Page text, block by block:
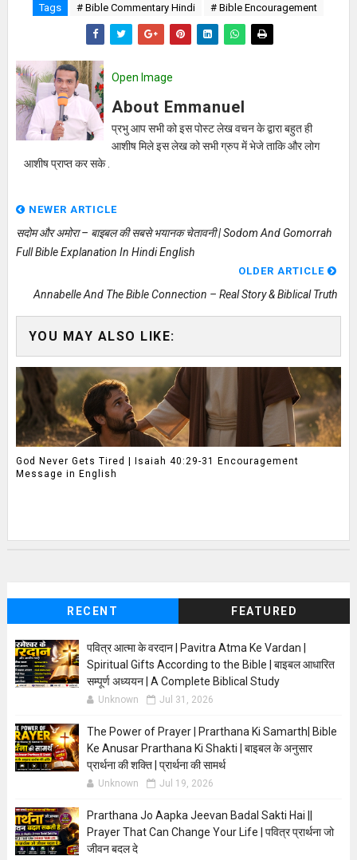
Tags # Bible Commentary Hindi # Bible Encouragement
Open Image
About Emmanuel
प्रभु आप सभी को इस पोस्ट लेख वचन के द्वारा बहुत ही
आशीष मिले इस लेख को सभी ग्रुप में भेजे ताकि और लोग
आशीष प्राप्त कर सके .
NEWER ARTICLE
सदोम और अमोरा – बाइबल की सबसे भयानक चेतावनी | Sodom And Gomorrah
Full Bible Explanation In Hindi English
OLDER ARTICLE
Annabelle And The Bible Connection – Real Story & Biblical Truth
YOU MAY ALSO LIKE:
God Never Gets Tired | Isaiah 40:29-31 Encouragement
Message in English
RECENT FEATURED
पवित्र आत्मा के वरदान | Pavitra Atma Ke Vardan |
Spiritual Gifts According to the Bible | बाइबल आधारित
सम्पूर्ण अध्ययन | A Complete Biblical Study
Unknown Jul 31, 2026
The Power of Prayer | Prarthana Ki Samarth| Bible
Ke Anusar Prarthana Ki Shakti | बाइबल के अनुसार
प्रार्थना की शक्ति | प्रार्थना की सामर्थ
Unknown Jul 19, 2026
Prarthana Jo Aapka Jeevan Badal Sakti Hai ||
Prayer That Can Change Your Life | पवित्र प्रार्थना जो
जीवन बदल दे